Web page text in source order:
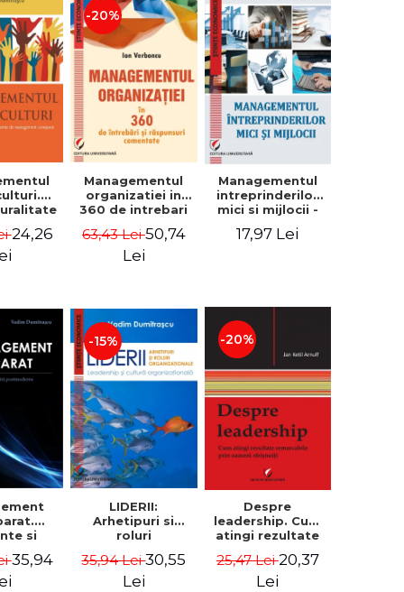
-
24,26
-20%
Managementul
organizatiei in
360 de intrebari
comentate - Ion
Verboncu
63,43 Lei50,74
Lei
Managementul
intreprinderilor
mici si mijlocii -
Mihaela-Mirela
17,97 Lei
si
-
35,94
-15%
LIDERII:
Arhetipuri si
roluri
Leadership si
cultura
35,94 Lei30,55
Lei
-20%
Despre
leadership. Cum
atingi rezultate
oameni obisnuiti
25,47 Lei20,37
Lei